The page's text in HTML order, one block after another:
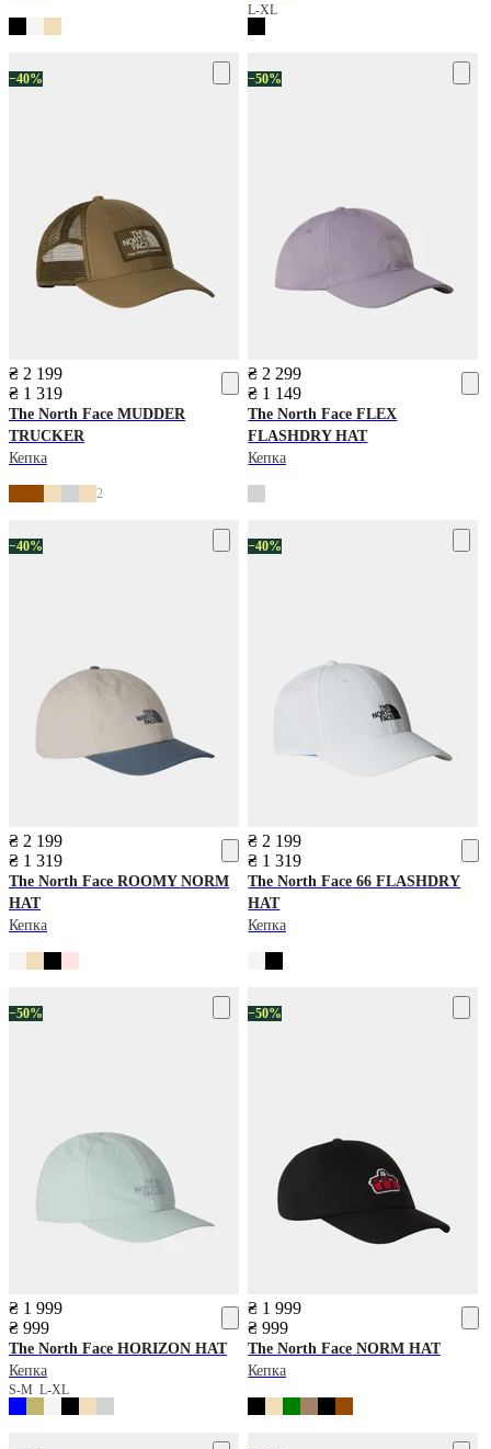
L-XL
−40%
₴ 2 199
₴ 1 319
The North Face MUDDER
TRUCKER
Кепка
2
−50%
₴ 2 299
₴ 1 149
The North Face FLEX
FLASHDRY HAT
Кепка
−40%
₴ 2 199
₴ 1 319
The North Face ROOMY NORM
HAT
Кепка
−40%
₴ 2 199
₴ 1 319
The North Face 66 FLASHDRY
HAT
Кепка
−50%
₴ 1 999
₴ 999
The North Face HORIZON HAT
Кепка
S-M L-XL
−50%
₴ 1 999
₴ 999
The North Face NORM HAT
Кепка